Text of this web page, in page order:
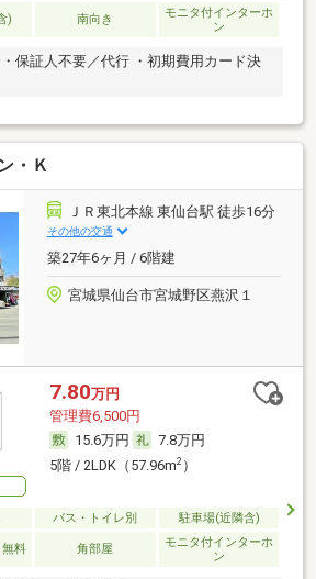
) 南向き
モニタ付インターホ
ン
保証人不要／代行 ・初期費用カード決
・Ｋ
ＪＲ東北本線 東仙台駅 徒歩16分
その他の交通
築27年6ヶ月 / 6階建
宮城県仙台市宮城野区燕沢１
7.80万円
管理費6,500円
15.6万円
7.8万円
5階 / 2LDK（57.96m2）
バス・トイレ別 駐車場(近隣含)
料 角部屋
モニタ付インターホ
ン